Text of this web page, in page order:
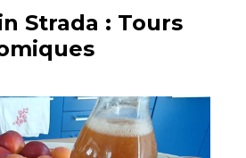
inoubliables : Expériences
Strada : Tours